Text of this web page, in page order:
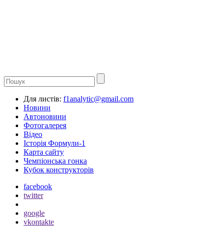
Для листів: f1analytic@gmail.com
Новини
Автоновини
Фотогалерея
Відео
Історія Формули-1
Карта сайту
Чемпіонська гонка
Кубок конструкторів
facebook
twitter
google
vkontakte